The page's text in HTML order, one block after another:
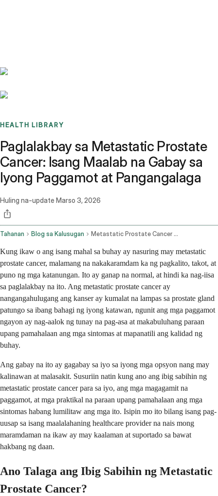
HEALTH LIBRARY
Paglalakbay sa Metastatic Prostate
Cancer: Isang Maalab na Gabay sa
Iyong Paggamot at Pangangalaga
Huling na-update Marso 3, 2026
Tahanan Blog sa Kalusugan Metastatic Prostate Cancer Treatment Options And Symptom Management
Kung ikaw o ang isang mahal sa buhay ay nasuring may metastatic
prostate cancer, malamang na nakakaramdam ka ng pagkalito, takot, at
puno ng mga katanungan. Ito ay ganap na normal, at hindi ka nag-iisa
sa paglalakbay na ito. Ang metastatic prostate cancer ay
nangangahulugang ang kanser ay kumalat na lampas sa prostate gland
patungo sa ibang bahagi ng iyong katawan, ngunit ang mga paggamot
ngayon ay nag-aalok ng tunay na pag-asa at makabuluhang paraan
upang pamahalaan ang mga sintomas at mapanatili ang kalidad ng
buhay.
Ang gabay na ito ay gagabay sa iyo sa iyong mga opsyon nang may
kalinawan at malasakit. Susuriin natin kung ano ang ibig sabihin ng
metastatic prostate cancer para sa iyo, ang mga magagamit na
paggamot, at mga praktikal na paraan upang pamahalaan ang mga
sintomas habang lumilitaw ang mga ito. Isipin mo ito bilang isang pag-
uusap sa isang maalalahaning healthcare provider na nais mong
maramdaman na ikaw ay may kaalaman at suportado sa bawat
hakbang ng daan.
Ano Talaga ang Ibig Sabihin ng Metastatic
Prostate Cancer?